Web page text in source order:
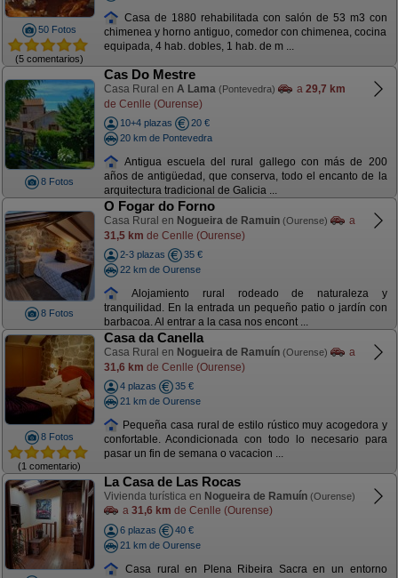
50 Fotos
(5 comentarios)
Casa de 1880 rehabilitada con salón de 53 m3 con
chimenea y horno antiguo, comedor con chimenea, cocina
equipada, 4 hab. dobles, 1 hab. de m ...
8 Fotos
Cas Do Mestre
Casa Rural en A Lama (Pontevedra) a 29,7 km
de Cenlle (Ourense)
10+4 plazas
20 €
20 km de Pontevedra
Antigua escuela del rural gallego con más de 200
años de antigüedad, que conserva, todo el encanto de la
arquitectura tradicional de Galicia ...
8 Fotos
O Fogar do Forno
Casa Rural en Nogueira de Ramuin (Ourense)
a
31,5 km de Cenlle (Ourense)
2-3 plazas
35 €
22 km de Ourense
Alojamiento rural rodeado de naturaleza y
tranquilidad. En la entrada un pequeño patio o jardín con
barbacoa. Al entrar a la casa nos encont ...
8 Fotos
(1 comentario)
Casa da Canella
Casa Rural en Nogueira de Ramuín (Ourense)
a
31,6 km de Cenlle (Ourense)
4 plazas
35 €
21 km de Ourense
Pequeña casa rural de estilo rústico muy acogedora y
confortable. Acondicionada con todo lo necesario para
pasar un fin de semana o vacacion ...
La Casa de Las Rocas
Vivienda turística en Nogueira de Ramuín (Ourense)
a 31,6 km de Cenlle (Ourense)
6 plazas
40 €
21 km de Ourense
Casa rural en Plena Ribeira Sacra en un entorno